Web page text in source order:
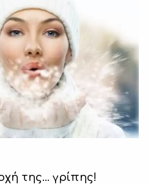
της… γρίπης!